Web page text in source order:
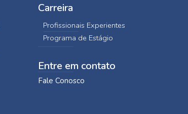
Carreira
Profissionais Experientes
Programa de Estágio
Entre em contato
Fale Conosco